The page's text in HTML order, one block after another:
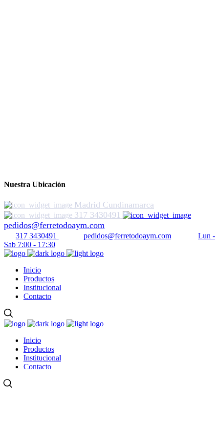
Nuestra Ubicación
Madrid Cundinamarca
317 3430491
pedidos@ferretodoaym.com
317 3430491 pedidos@ferretodoaym.com
Lun -
Sab 7:00 - 17:30
Inicio
Productos
Institucional
Contacto
Inicio
Productos
Institucional
Contacto